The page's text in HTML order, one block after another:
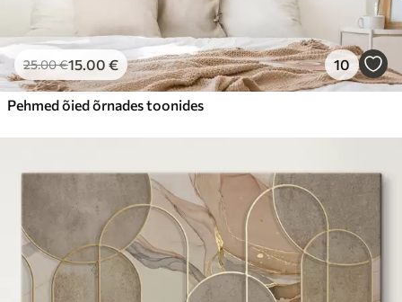
25.00€15.00 € 10
Pehmed õied õrnades toonides